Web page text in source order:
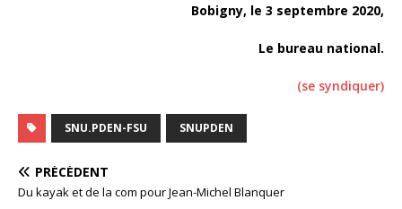
Bobigny, le 3 septembre 2020,
Le bureau national.
(se syndiquer)
SNU.PDEN-FSU SNUPDEN
PRÉCÉDENT
Du kayak et de la com pour Jean-Michel Blanquer